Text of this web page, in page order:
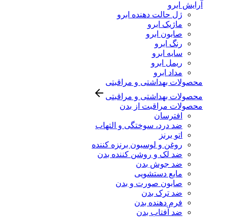
آرایش ابرو
ژل حالت دهنده ابرو
ماژیک ابرو
صابون ابرو
رنگ ابرو
سایه ابرو
ریمل ابرو
مداد ابرو
محصولات بهداشتی و مراقبتی
محصولات بهداشتی و مراقبتی
محصولات مراقبت از بدن
افترسان
ضد درد، سوختگی و التهاب
اتو برنز
روغن و لوسیون برنزه کننده
ضد لک و روشن کننده بدن
ضد جوش بدن
مایع دستشویی
صابون صورت و بدن
ضد ترک بدن
فرم دهنده بدن
ضد آفتاب بدن